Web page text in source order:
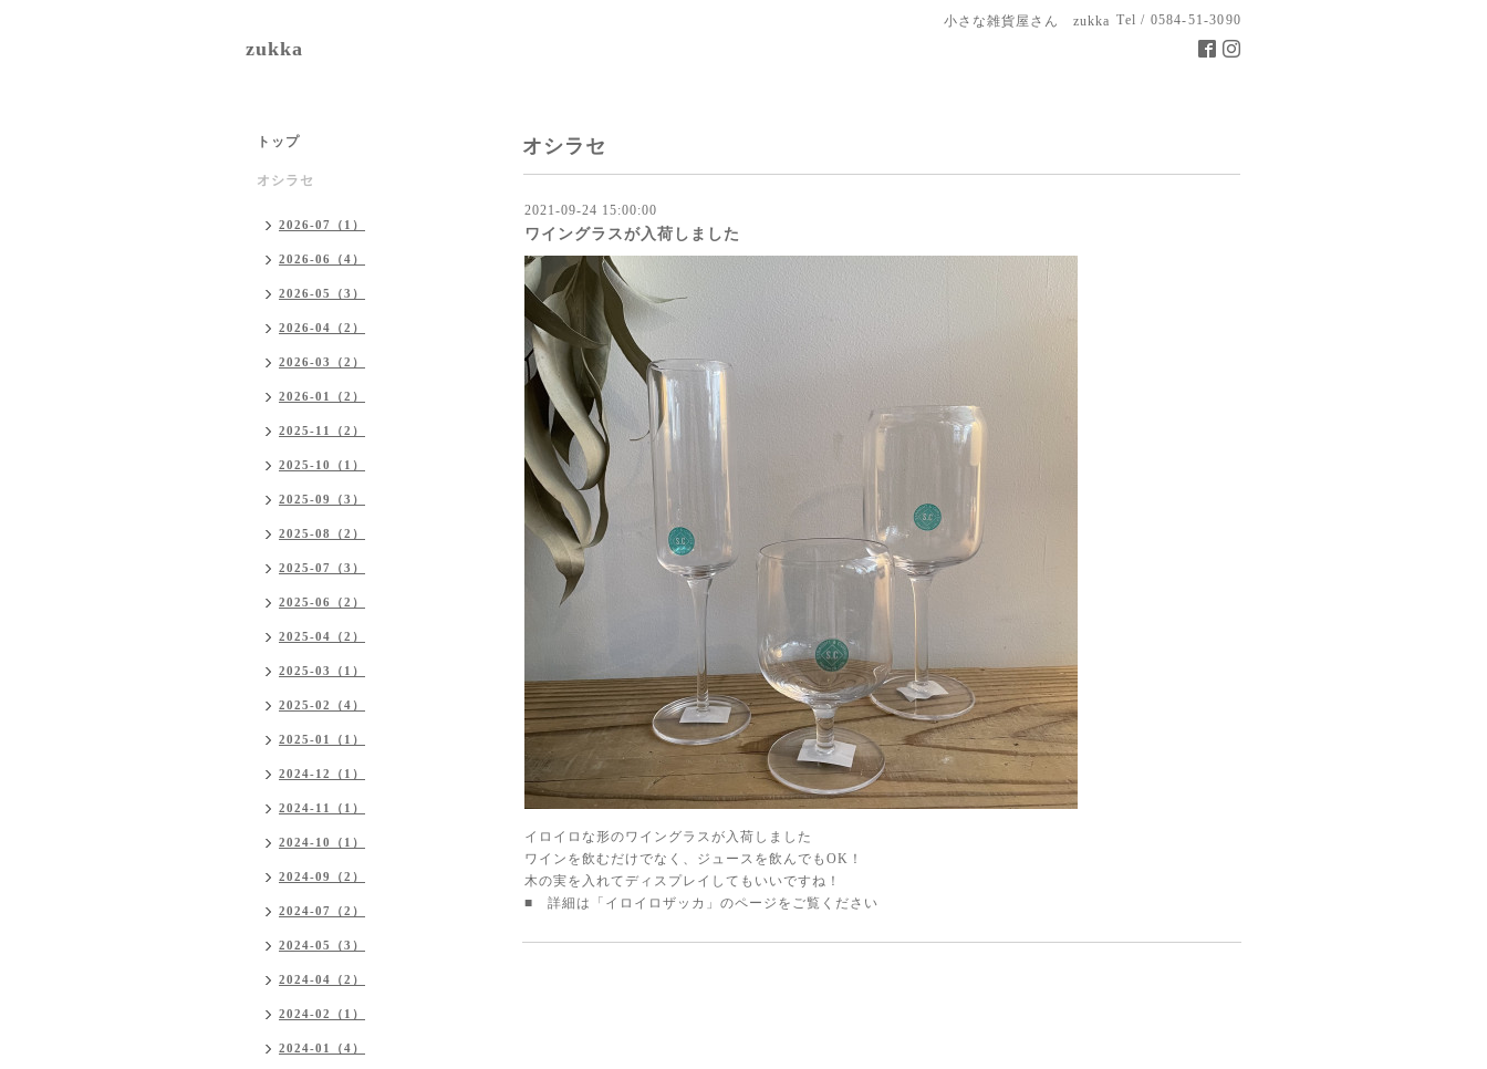
小さな雑貨屋さん zukka Tel / 0584-51-3090
zukka
オシラセ
2021-09-24 15:00:00
ワイングラスが入荷しました
イロイロな形のワイングラスが入荷しました
ワインを飲むだけでなく、ジュースを飲んでもOK！
木の実を入れてディスプレイしてもいいですね！
■ 詳細は「イロイロザッカ」のページをご覧ください
トップ
オシラセ
2026-07（1）
2026-06（4）
2026-05（3）
2026-04（2）
2026-03（2）
2026-01（2）
2025-11（2）
2025-10（1）
2025-09（3）
2025-08（2）
2025-07（3）
2025-06（2）
2025-04（2）
2025-03（1）
2025-02（4）
2025-01（1）
2024-12（1）
2024-11（1）
2024-10（1）
2024-09（2）
2024-07（2）
2024-05（3）
2024-04（2）
2024-02（1）
2024-01（4）